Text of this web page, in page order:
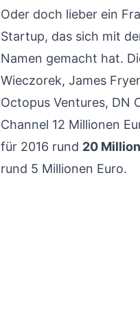
Oder doch lieber ein
Startup, das sich mit
Namen gemacht hat.
Wieczorek, James
Octopus Ventures, DN
Channel 12 Millionen
für 2016 rund 20
rund 5 Millionen Euro.